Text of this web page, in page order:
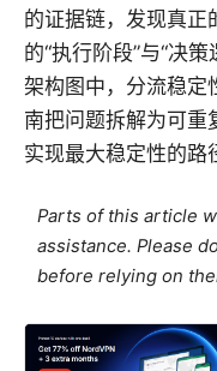
的证据链，发现真正
的“执行阶段”与“决
架构图中，分流稳定
南把问题拆解为可重
实现最大稳定性的路
Parts of this article
assistance. Please
before relying on